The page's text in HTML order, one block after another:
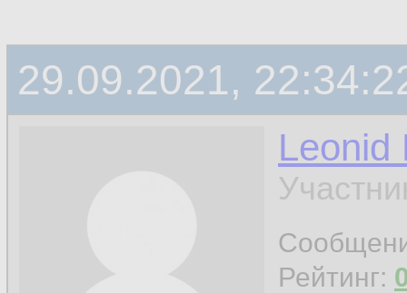
29.09.2021,
Leonid
Рейтинг: